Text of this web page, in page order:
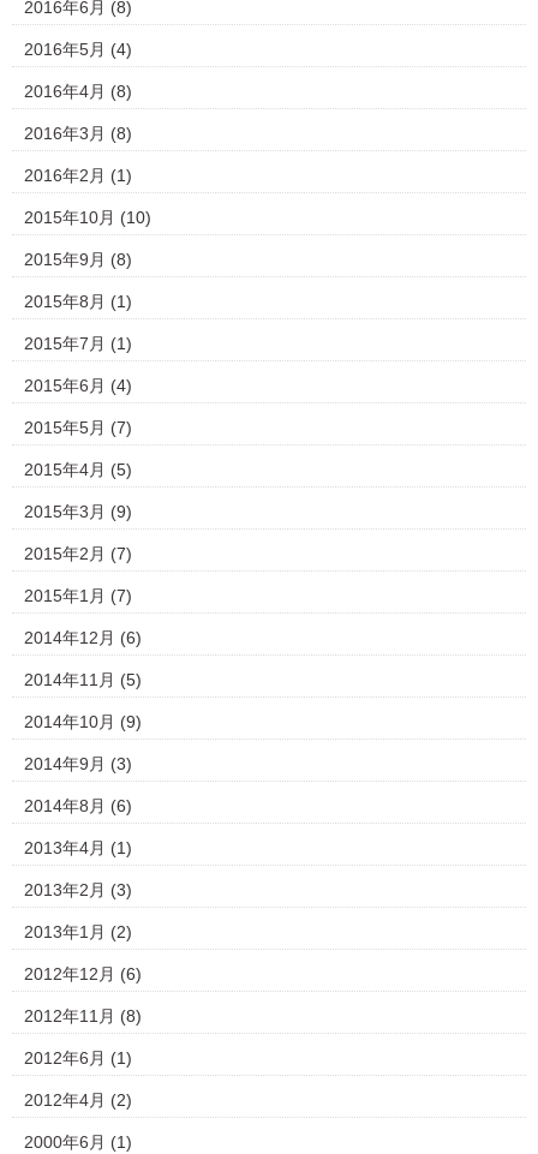
2016年6月 (8)
2016年5月 (4)
2016年4月 (8)
2016年3月 (8)
2016年2月 (1)
2015年10月 (10)
2015年9月 (8)
2015年8月 (1)
2015年7月 (1)
2015年6月 (4)
2015年5月 (7)
2015年4月 (5)
2015年3月 (9)
2015年2月 (7)
2015年1月 (7)
2014年12月 (6)
2014年11月 (5)
2014年10月 (9)
2014年9月 (3)
2014年8月 (6)
2013年4月 (1)
2013年2月 (3)
2013年1月 (2)
2012年12月 (6)
2012年11月 (8)
2012年6月 (1)
2012年4月 (2)
2000年6月 (1)